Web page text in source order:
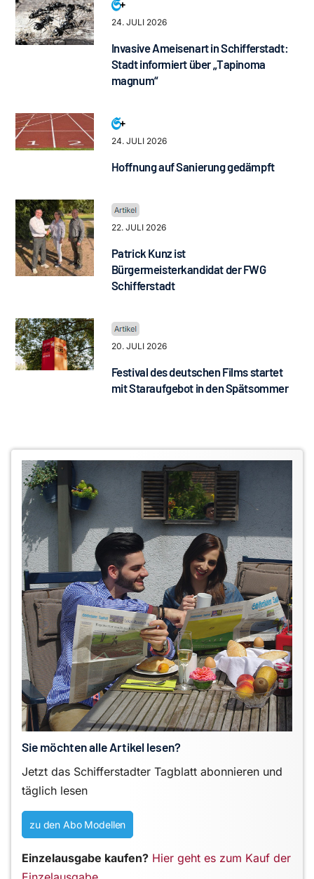
24. JULI 2026
Invasive Ameisenart in Schifferstadt:
Stadt informiert über „Tapinoma
magnum“
24. JULI 2026
Hoffnung auf Sanierung gedämpft
22. JULI 2026
Patrick Kunz ist
Bürgermeisterkandidat der FWG
Schifferstadt
20. JULI 2026
Festival des deutschen Films startet
mit Staraufgebot in den Spätsommer
Sie möchten alle Artikel lesen?
Jetzt das Schifferstadter Tagblatt abonnieren und
täglich lesen
zu den Abo Modellen
Einzelausgabe kaufen? Hier geht es zum Kauf der